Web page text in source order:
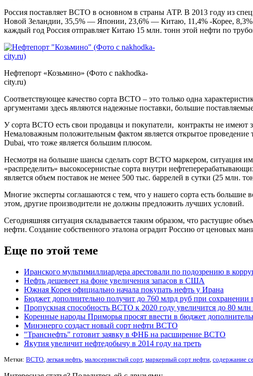
Россия поставляет ВСТО в основном в страны АТР. В 2013 году из
Новой Зеландии, 35,5% — Японии, 23,6% — Китаю, 11,4% -Корее,
каждый год Россия отправляет Китаю 15 млн. тонн этой нефти по
Нефтепорт «Козьмино» (Фото с nakhodka-
city.ru)
Соответствующее качество сорта ВСТО – это только одна
аргументами здесь являются надежные поставки, большие
У сорта ВСТО есть свои продавцы и покупатели, контракты не имеют
Немаловажным положительным фактом является открытое проведение
Dubai, что тоже является большим плюсом.
Несмотря на большие шансы сделать сорт ВСТО маркером, ситуация
«распределить» высокосернистые сорта внутри
является объем поставок не менее 500 тыс. баррелей в сутки (25
Многие эксперты соглашаются с тем, что у нашего сорта есть
этом, другие производители не должны предложить лучших условий.
Сегодняшняя ситуация складывается таким образом, что растущие
нефти. Создание собственного эталона оградит Россию от ценовых
Еще по этой теме
Иранского мультимиллиардера арестовали по подозрению в
Нефть дешевеет на фоне увеличения запасов в США
Южная Корея официально начала покупать нефть у Ирана
Бюджет дополнительно получит до 760 млрд руб при сохранении
Пропускная способность ВСТО к 2020 году увеличится до 80 млн
Коренные народы Приморья просят ввести в бюджет
Минэнерго создаст новый сорт нефти ВСТО
"Транснефть" готовит заявку в ФНБ на расширение ВСТО
Якутия увеличит нефтедобычу в 2014 году на треть
Метки: ВСТО легкая нефть малосернистый сорт, маркерный сорт нефти содержание